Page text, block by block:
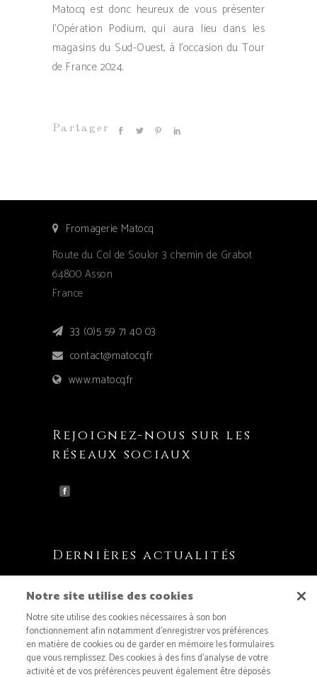
Matocq est donc heureux de vous présenter
l’Opération Podium, qui aura lieu dans les
magasins du Sud-Ouest, à l’occasion du Tour
de France 2024.
Partager
Fromagerie Matocq
Route du Col de Soulor 3 chemin de Grabot
64800 Asson
France
33 (0)5 59 71 40 03
contact@matocq.fr
www.matocq.fr
Rejoignez-nous sur les
réseaux sociaux
Dernières actualités
Regard sur l’Assemblée générale de l’AREA
15 juillet 2026
Le vélo s’invite à la fromagerie Matocq !
Notre site utilise des cookies
Notre site utilise des cookies nécessaires à son bon
fonctionnement afin notamment d’enregistrer vos préférences
en matière de cookies ou de garder en mémoire les formulaires
que vous remplissez. Des cookies à des fins d’analyse de votre
activité et de vos préférences peuvent également être déposés